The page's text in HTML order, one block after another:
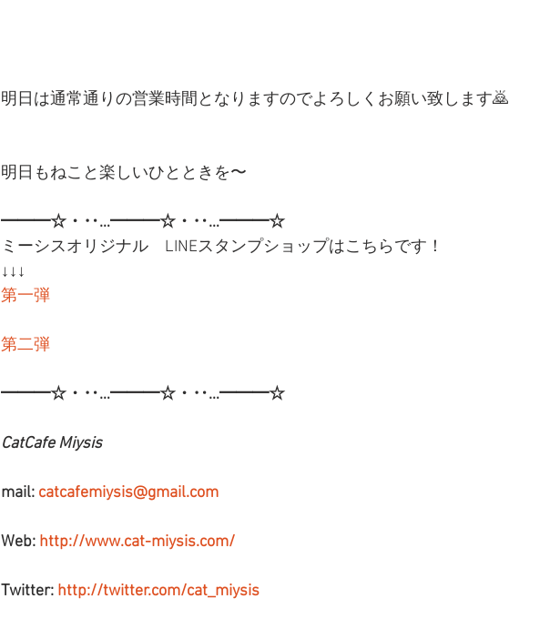
明日は通常通りの営業時間となりますのでよろしくお願い致します🙇
明日もねこと楽しいひとときを〜
━━━☆・‥…━━━☆・‥…━━━☆
ミーシスオリジナル　LINEスタンプショップはこちらです！
↓↓↓
第一弾
第二弾
━━━☆・‥…━━━☆・‥…━━━☆
CatCafe Miysis
mail: catcafemiysis@gmail.com
Web: http://www.cat-miysis.com/
Twitter: http://twitter.com/cat_miysis